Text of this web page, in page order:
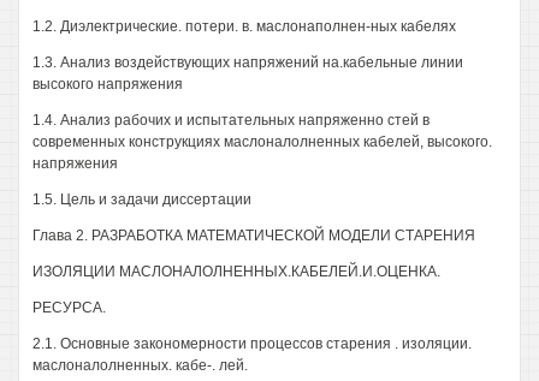
1.2. Диэлектрические. потери. в. маслонаполнен-ных кабелях
1.3. Анализ воздействующих напряжений на.кабельные линии
высокого напряжения
1.4. Анализ рабочих и испытательных напряженно стей в
современных конструкциях маслоналолненных кабелей, высокого.
напряжения
1.5. Цель и задачи диссертации
Глава 2. РАЗРАБОТКА МАТЕМАТИЧЕСКОЙ МОДЕЛИ СТАРЕНИЯ
ИЗОЛЯЦИИ МАСЛОНАЛОЛНЕННЫХ.КАБЕЛЕЙ.И.ОЦЕНКА.
РЕСУРСА.
2.1. Основные закономерности процессов старения . изоляции.
маслоналолненных. кабе-. лей.